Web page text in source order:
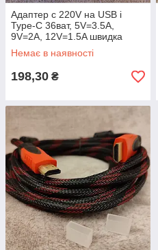
Адаптер c 220V на USB і
Type-C 36ват, 5V=3.5A,
9V=2A, 12V=1.5A швидка
зарядка (Quick charge) AR-
PD03 3A
Немає в наявності
198,30 ₴